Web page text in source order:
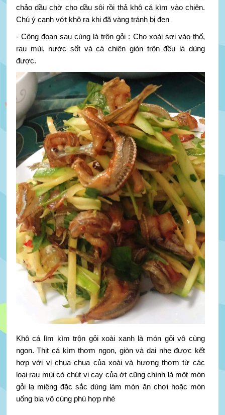
chảo dầu chờ cho dầu sôi rồi thả khô cá kìm vào chiên.
Chú ý canh vớt khô ra khi đã vàng tránh bị đen
- Công đoạn sau cùng là trộn gỏi : Cho xoài sợi vào thố,
rau mùi, nước sốt và cá chiên giòn trộn đều là dùng
được.
Khô cá lìm kìm trộn gỏi xoài xanh là món gỏi vô cùng
ngon. Thịt cá kìm thơm ngon, giòn và dai nhẹ được kết
hợp với vị chua chua của xoài và hương thơm từ các
loại rau mùi có chút vị cay của ớt cũng chính là một món
gỏi lạ miệng đặc sắc dùng làm món ăn chơi hoặc món
uống bia vô cùng phù hợp nhé